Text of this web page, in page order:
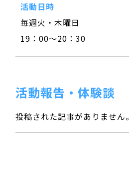
活動日時
毎週火・木曜日
19：00～20：30
活動報告・体験談
投稿された記事がありません。